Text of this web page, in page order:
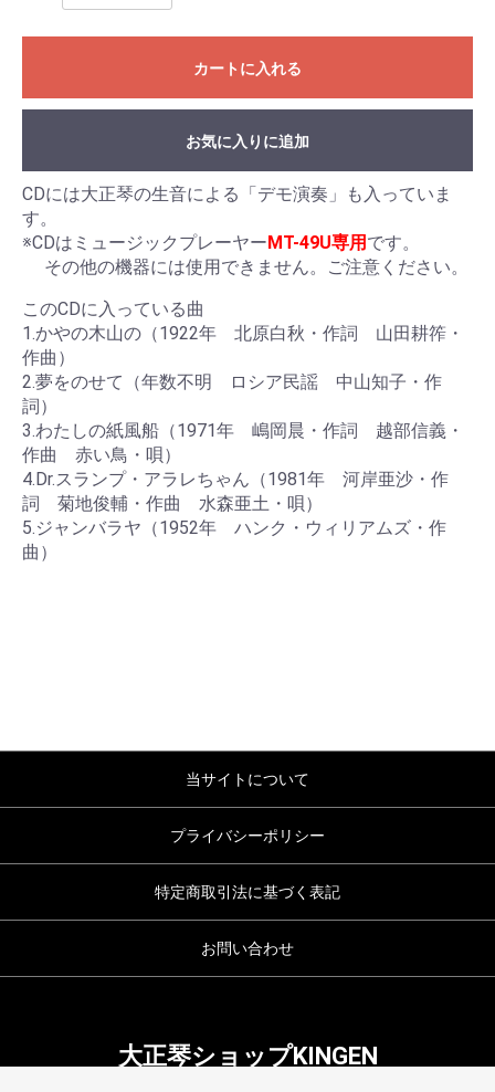
カートに入れる
お気に入りに追加
CDには大正琴の生音による「デモ演奏」も入っていま
す。
※CDはミュージックプレーヤーMT-49U専用 です。
その他の機器には使用できません。ご注意ください。
このCDに入っている曲
1.かやの木山の（1922年 北原白秋・作詞 山田耕筰・
作曲）
2.夢をのせて（年数不明 ロシア民謡 中山知子・作
詞）
3.わたしの紙風船（1971年 嶋岡晨・作詞 越部信義・
作曲 赤い鳥・唄）
4.Dr.スランプ・アラレちゃん（1981年 河岸亜沙・作
詞 菊地俊輔・作曲 水森亜土・唄）
5.ジャンバラヤ（1952年 ハンク・ウィリアムズ・作
曲）
当サイトについて
プライバシーポリシー
特定商取引法に基づく表記
お問い合わせ
大正琴ショップKINGEN